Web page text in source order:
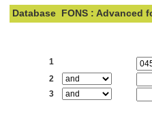
Database FONS : Advanced
1
2
3